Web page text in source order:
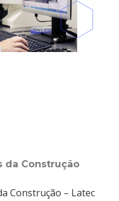
da Construção
Construção – Latec